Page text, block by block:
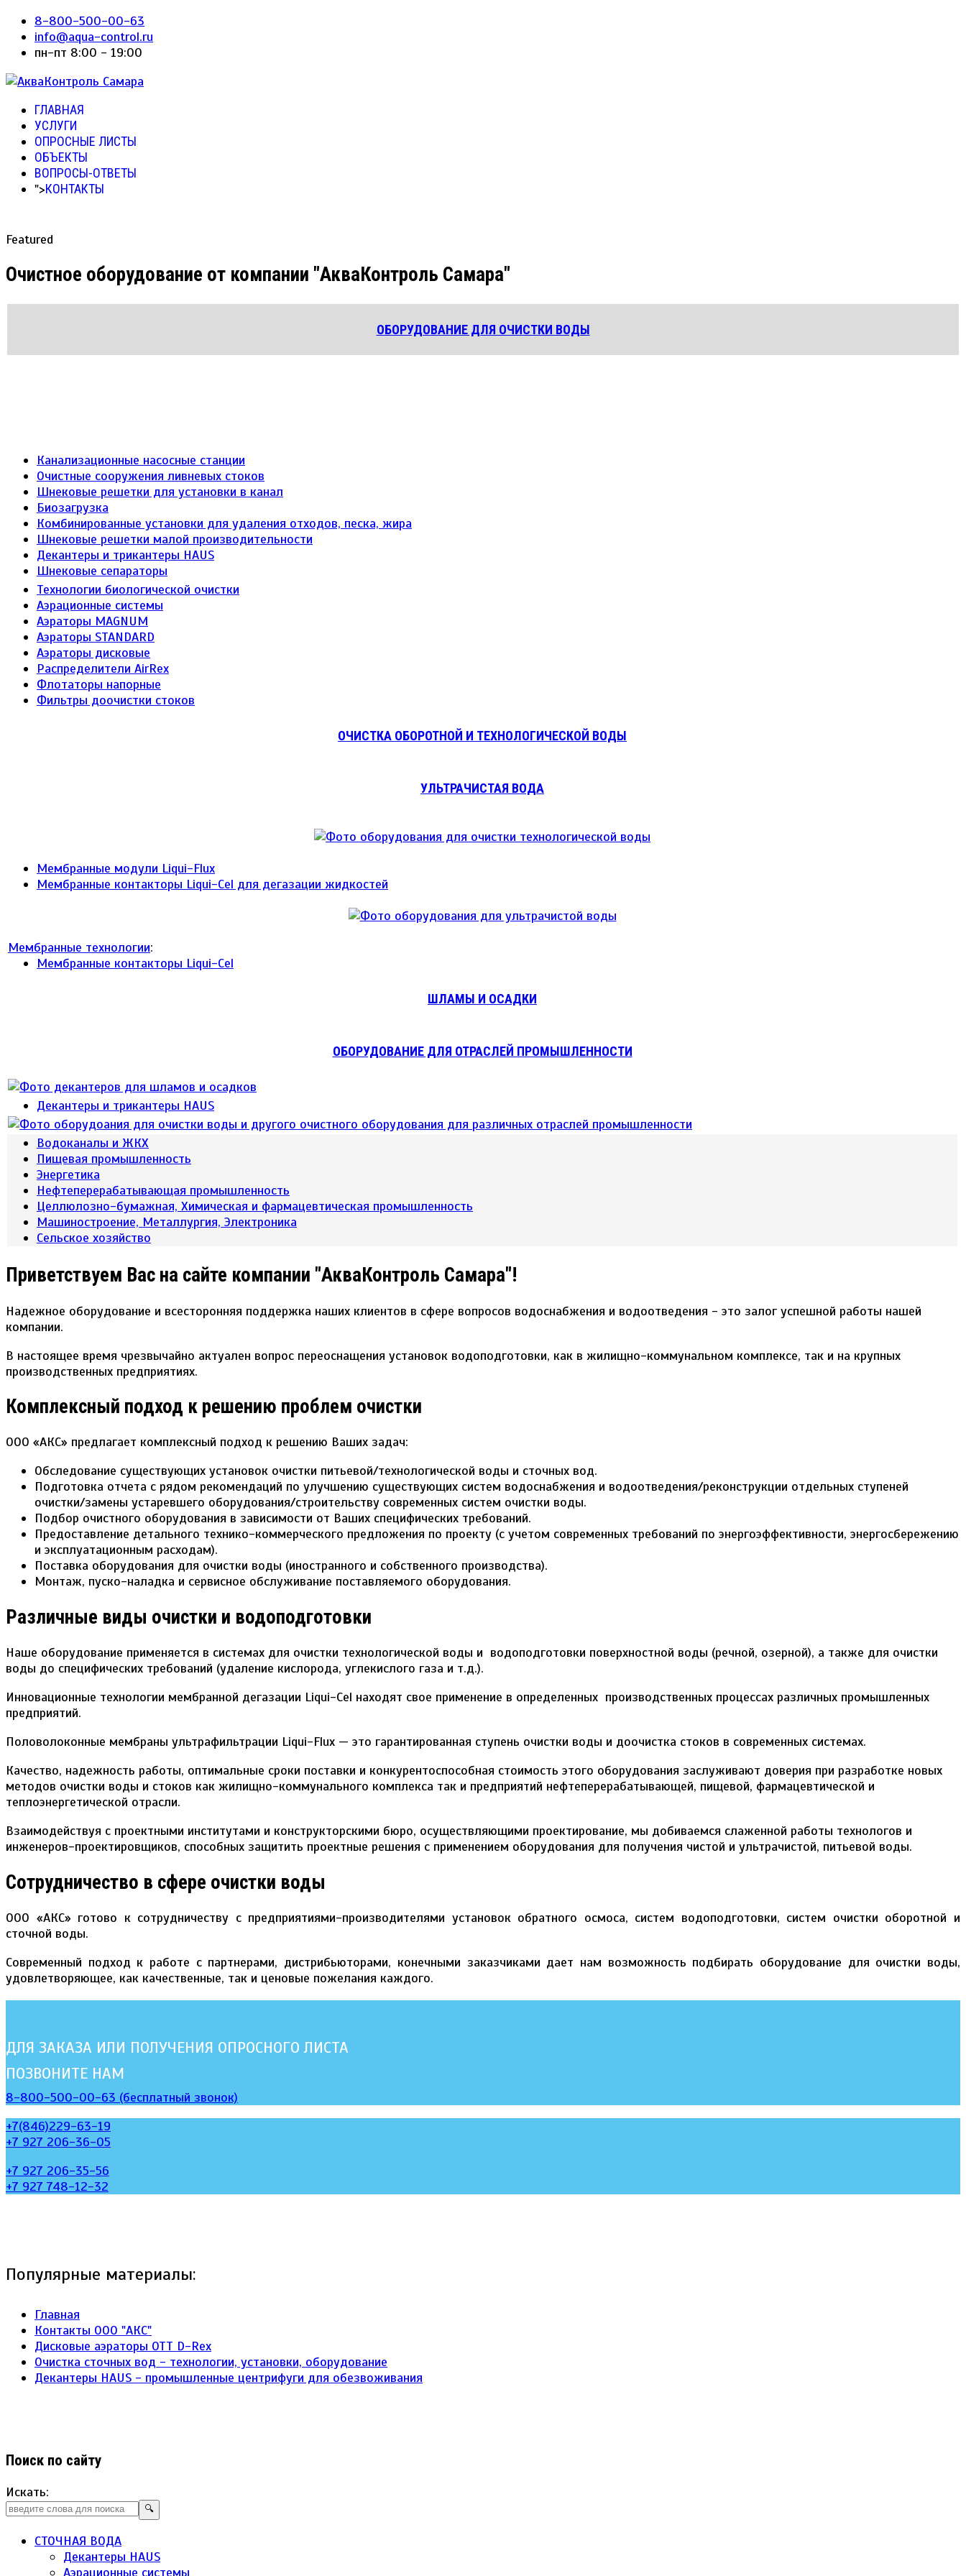
8-800-500-00-63
info@aqua-control.ru
пн-пт 8:00 - 19:00
ГЛАВНАЯ
УСЛУГИ
ОПРОСНЫЕ ЛИСТЫ
ОБЪЕКТЫ
ВОПРОСЫ-ОТВЕТЫ
">КОНТАКТЫ
Featured
Очистное оборудование от компании "АкваКонтроль Самара"
ОБОРУДОВАНИЕ ДЛЯ ОЧИСТКИ ВОДЫ
Канализационные насосные станции
Очистные сооружения ливневых стоков
Шнековые решетки для установки в канал
Биозагрузка
Комбинированные установки для удаления отходов, песка, жира
Шнековые решетки малой производительности
Декантеры и трикантеры HAUS
Шнековые сепараторы
Технологии биологической очистки
Аэрационные системы
Аэраторы MAGNUM
Аэраторы STANDARD
Аэраторы дисковые
Распределители AirRex
Флотаторы напорные
Фильтры доочистки стоков
ОЧИСТКА ОБОРОТНОЙ И ТЕХНОЛОГИЧЕСКОЙ ВОДЫ
УЛЬТРАЧИСТАЯ ВОДА
Мембранные модули Liqui-Flux
Мембранные контакторы Liqui-Cel для дегазации жидкостей
Мембранные технологии:
Мембранные контакторы Liqui-Cel
ШЛАМЫ И ОСАДКИ
ОБОРУДОВАНИЕ ДЛЯ ОТРАСЛЕЙ ПРОМЫШЛЕННОСТИ
Декантеры и трикантеры HAUS
Водоканалы и ЖКХ
Пищевая промышленность
Энергетика
Нефтеперерабатывающая промышленность
Целлюлозно-бумажная, Химическая и фармацевтическая промышленность
Машиностроение, Металлургия, Электроника
Сельское хозяйство
Приветствуем Вас на сайте компании "АкваКонтроль Самара"!
Надежное оборудование и всесторонняя поддержка наших клиентов в сфере вопросов водоснабжения и водоотведения - это залог успешной работы нашей
компании.
В настоящее время чрезвычайно актуален вопрос переоснащения установок водоподготовки, как в жилищно-коммунальном комплексе, так и на крупных
производственных предприятиях.
Комплексный подход к решению проблем очистки
ООО «АКС» предлагает комплексный подход к решению Ваших задач:
Обследование существующих установок очистки питьевой/технологической воды и сточных вод.
Подготовка отчета с рядом рекомендаций по улучшению существующих систем водоснабжения и водоотведения/реконструкции отдельных ступеней
очистки/замены устаревшего оборудования/строительству современных систем очистки воды.
Подбор очистного оборудования в зависимости от Ваших специфических требований.
Предоставление детального технико-коммерческого предложения по проекту (с учетом современных требований по энергоэффективности, энергосбережению
и эксплуатационным расходам).
Поставка оборудования для очистки воды (иностранного и собственного производства).
Монтаж, пуско-наладка и сервисное обслуживание поставляемого оборудования.
Различные виды очистки и водоподготовки
Наше оборудование применяется в системах для очистки технологической воды и водоподготовки поверхностной воды (речной, озерной), а также для очистки
воды до специфических требований (удаление кислорода, углекислого газа и т.д.).
Инновационные технологии мембранной дегазации Liqui-Cel находят свое применение в определенных производственных процессах различных промышленных
предприятий.
Половолоконные мембраны ультрафильтрации Liqui-Flux — это гарантированная ступень очистки воды и доочистка стоков в современных системах.
Качество, надежность работы, оптимальные сроки поставки и конкурентоспособная стоимость этого оборудования заслуживают доверия при разработке новых
методов очистки воды и стоков как жилищно-коммунального комплекса так и предприятий нефтеперерабатывающей, пищевой, фармацевтической и
теплоэнергетической отрасли.
Взаимодействуя с проектными институтами и конструкторскими бюро, осуществляющими проектирование, мы добиваемся слаженной работы технологов и
инженеров-проектировщиков, способных защитить проектные решения с применением оборудования для получения чистой и ультрачистой, питьевой воды.
Сотрудничество в сфере очистки воды
ООО «АКС» готово к сотрудничеству с предприятиями-производителями установок обратного осмоса, систем водоподготовки, систем очистки оборотной и
сточной воды.
Современный подход к работе с партнерами, дистрибьюторами, конечными заказчиками дает нам возможность подбирать оборудование для очистки воды,
удовлетворяющее, как качественные, так и ценовые пожелания каждого.
ДЛЯ ЗАКАЗА ИЛИ ПОЛУЧЕНИЯ ОПРОСНОГО ЛИСТА
ПОЗВОНИТЕ НАМ
8-800-500-00-63 (бесплатный звонок)
+7(846)229-63-19
+7 927 206-36-05
+7 927 206-35-56
+7 927 748-12-32
Популярные материалы:
Главная
Контакты ООО "АКС"
Дисковые аэраторы ОТТ D-Rex
Очистка сточных вод - технологии, установки, оборудование
Декантеры HAUS - промышленные центрифуги для обезвоживания
Поиск по сайту
Искать:
🔍
СТОЧНАЯ ВОДА
Декантеры HAUS
Аэрационные системы